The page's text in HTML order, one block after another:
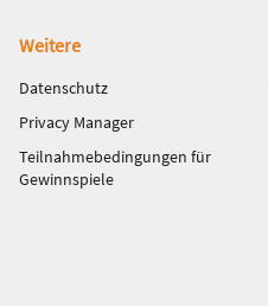
Weitere
Datenschutz
Privacy Manager
Teilnahmebedingungen für
Gewinnspiele